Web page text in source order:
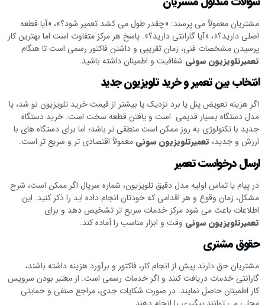
مشتریان معمولاً می پرسند: «چقدر طول می کشد تعمیر شود؟»، «آیا قطعه
اصلی دارید؟»، «آیا گارانتی دارید؟». پاسخ هر مرکز متفاوت است اما بهترین کار
پرسیدن مشخصات فنی، زمان تقریبی و داشتن فاکتور رسمی است تا هنگام
تعمیرتلویزیون سونی شفافیت و اطمینان داشته باشید.
انتخاب بین تعمیر و خرید تلویزیون جدید
اگر هزینه تعویض پنل یا برد نزدیک یا بیشتر از قیمت خرید تلویزیون نو شد، یا
مدل دستگاه بسیار قدیمی است و یافتن قطعه سخت است. خرید دستگاه
جدید با تکنولوژی به روز ممکن است منطقی تر باشد؛ اما برای دستگاه های با
ارزش و جدید، تعمیرتلویزیون سونی معمولاً اقتصادی تر و سریع تر است.
ارسال درخواست تعمیر
در پیام یا تماس اولیه مدل دقیق تلویزیون، شماره سریال اگر ممکن است، شرح
مشکل، زمان وقوع و هر اقدامی که خودتان انجام داده اید را ذکر کنید. این
اطلاعات باعث می شود مرکز خدمات سریع تر تشخیص دهد و برای
تعمیرتلویزیون سونی وقت و ابزار مناسب را آماده کند.
حقوق مشتری
مشتریان حق دارند پیش از انجام کار، فاکتور و برآورد هزینه داشته باشند،
گارانتی خدمات دریافت کنند و اگر خدمات رسمی است. از معتبر بودن سرویس
کار اطمینان حاصل نمایند. در صورت شکایات جدی، مراجع صنفی و حمایتی